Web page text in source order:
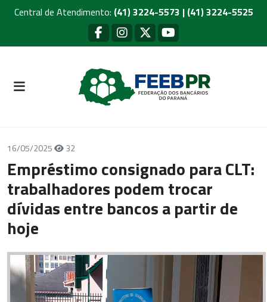
Central de Atendimento: (41) 3224-5573 | (41) 3224-5525
16/05/2025 32
Empréstimo consignado para CLT:
trabalhadores podem trocar
dívidas entre bancos a partir de
hoje